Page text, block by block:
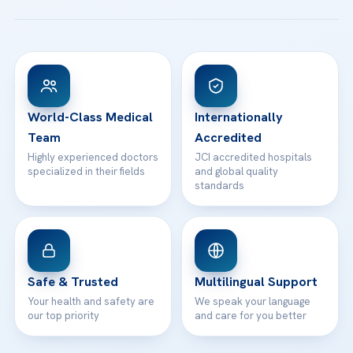
View All Hospitals
Patient Rights
Contact
WhatsApp Support
World-Class Medical
Team
Highly experienced doctors
specialized in their fields
Internationally
Accredited
JCI accredited hospitals
and global quality
standards
Safe & Trusted
Your health and safety are
our top priority
Multilingual Support
We speak your language
and care for you better